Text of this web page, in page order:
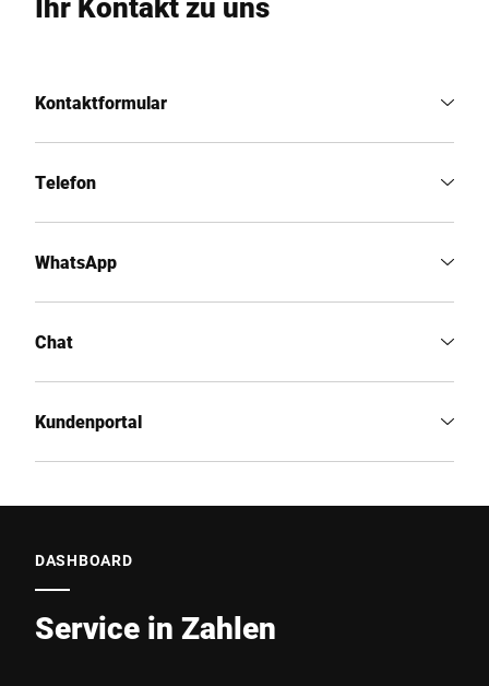
Kontaktformular
Telefon
WhatsApp
Chat
Kundenportal
DASHBOARD
Service in Zahlen